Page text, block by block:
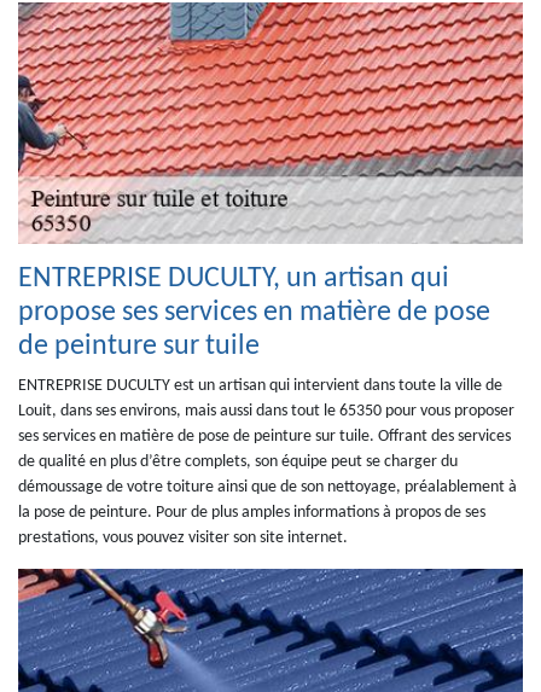
ENTREPRISE DUCULTY, un artisan qui
propose ses services en matière de pose
de peinture sur tuile
ENTREPRISE DUCULTY est un artisan qui intervient dans toute la ville de
Louit, dans ses environs, mais aussi dans tout le 65350 pour vous proposer
ses services en matière de pose de peinture sur tuile. Offrant des services
de qualité en plus d’être complets, son équipe peut se charger du
démoussage de votre toiture ainsi que de son nettoyage, préalablement à
la pose de peinture. Pour de plus amples informations à propos de ses
prestations, vous pouvez visiter son site internet.